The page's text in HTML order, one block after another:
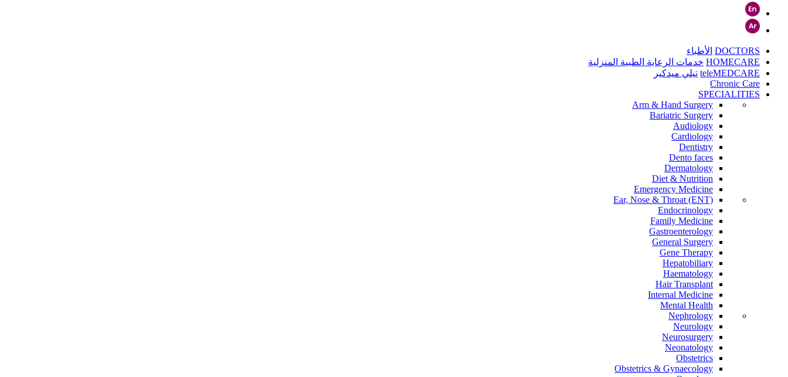
DOCTORS الأطباء
HOMECARE خدمات الرعاية الطبية المنزلية
teleMEDCARE تيلي ميدكير
Chronic Care
SPECIALITIES
Arm & Hand Surgery
Bariatric Surgery
Audiology
Cardiology
Dentistry
Dento faces
Dermatology
Diet & Nutrition
Emergency Medicine
Ear, Nose & Throat (ENT)
Endocrinology
Family Medicine
Gastroenterology
General Surgery
Gene Therapy
Hepatobiliary
Haematology
Hair Transplant
Internal Medicine
Mental Health
Nephrology
Neurology
Neurosurgery
Neonatology
Obstetrics
Obstetrics & Gynaecology